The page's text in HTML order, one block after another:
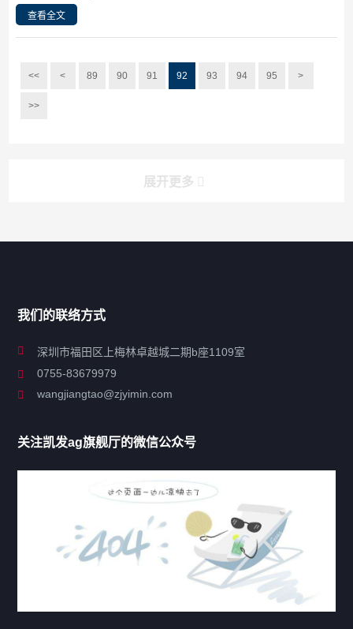
查看全文
<< < 89 90 91 92 93 94 95 >
>>
展开更多
联系凯发ag旗舰厅
行业动态
我们的联络方式
深圳市福田区上梅林卓越城二期b座1109室
0755-83679979
wangjiangtao@zjyimin.com
关注凯发ag旗舰厅的微信公众号